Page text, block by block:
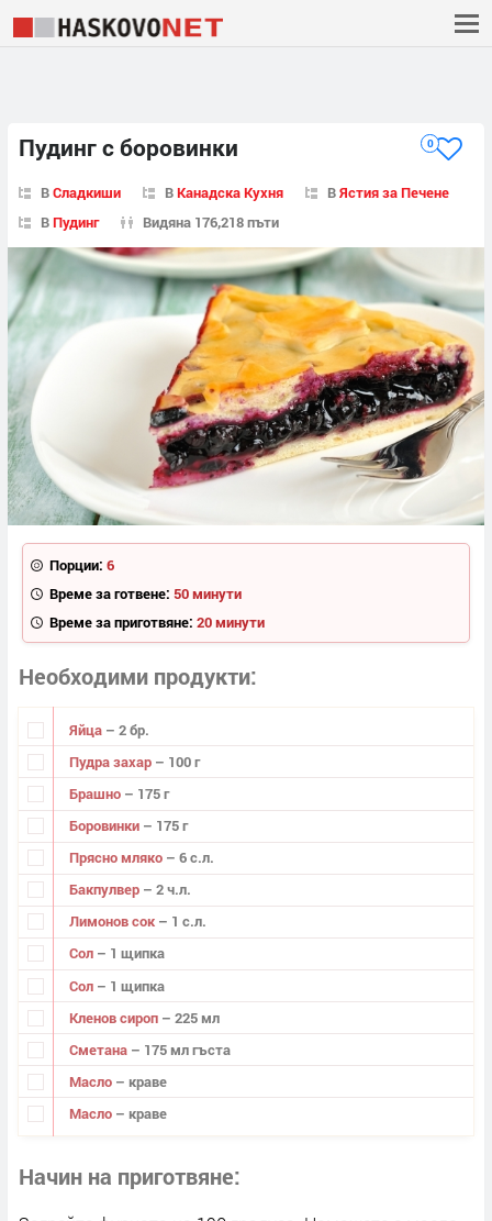
Пудинг с боровинки 0
ВСладкиши ВКанадска Кухня ВЯстия за Печене
ВПудинг Видяна 176,218 пъти
Порции: 6
Време за готвене: 50 минути
Време за приготвяне: 20 минути
Необходими продукти
Яйца – 2 бр.
Пудра захар – 100 г
Брашно – 175 г
Боровинки – 175 г
Прясно мляко – 6 с.л.
Бакпулвер – 2 ч.л.
Лимонов сок – 1 с.л.
Сол – 1 щипка
Сол – 1 щипка
Кленов сироп – 225 мл
Сметана – 175 мл гъста
Масло – краве
Масло – краве
Начин на приготвяне